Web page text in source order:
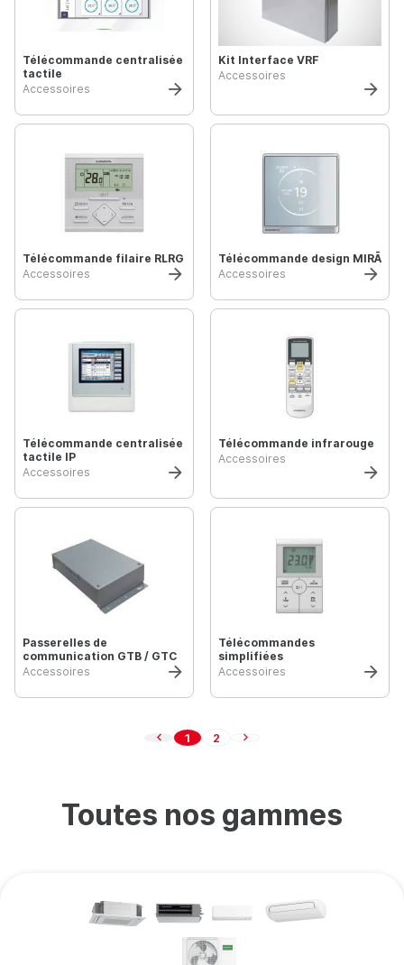
Télécommande centralisée
tactile
Accessoires
Kit Interface VRF
Accessoires
Télécommande filaire RLRG
Accessoires
Télécommande design MIRĀ
Accessoires
Télécommande centralisée
tactile IP
Accessoires
Télécommande infrarouge
Accessoires
Passerelles de
communication GTB / GTC
Accessoires
Télécommandes
simplifiées
Accessoires
Page précédente
1 2
Page suivante
Toutes nos gammes